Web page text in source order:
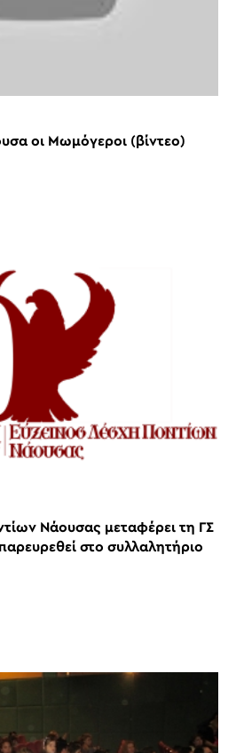
οι Μωμόγεροι (βίντεο)
Νάουσας μεταφέρει τη ΓΣ
στο συλλαλητήριο